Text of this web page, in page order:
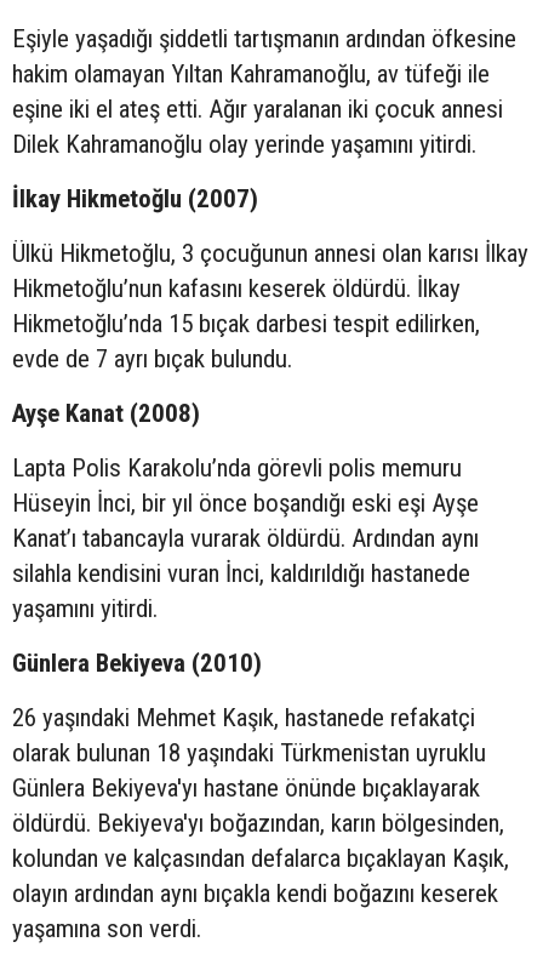
Eşiyle yaşadığı şiddetli tartışmanın ardından öfkesine
hakim olamayan Yıltan Kahramanoğlu, av tüfeği ile
eşine iki el ateş etti. Ağır yaralanan iki çocuk annesi
Dilek Kahramanoğlu olay yerinde yaşamını yitirdi.
İlkay Hikmetoğlu (2007)
Ülkü Hikmetoğlu, 3 çocuğunun annesi olan karısı İlkay
Hikmetoğlu’nun kafasını keserek öldürdü. İlkay
Hikmetoğlu’nda 15 bıçak darbesi tespit edilirken,
evde de 7 ayrı bıçak bulundu.
Ayşe Kanat (2008)
Lapta Polis Karakolu’nda görevli polis memuru
Hüseyin İnci, bir yıl önce boşandığı eski eşi Ayşe
Kanat’ı tabancayla vurarak öldürdü. Ardından aynı
silahla kendisini vuran İnci, kaldırıldığı hastanede
yaşamını yitirdi.
Günlera Bekiyeva (2010)
26 yaşındaki Mehmet Kaşık, hastanede refakatçi
olarak bulunan 18 yaşındaki Türkmenistan uyruklu
Günlera Bekiyeva'yı hastane önünde bıçaklayarak
öldürdü. Bekiyeva'yı boğazından, karın bölgesinden,
kolundan ve kalçasından defalarca bıçaklayan Kaşık,
olayın ardından aynı bıçakla kendi boğazını keserek
yaşamına son verdi.